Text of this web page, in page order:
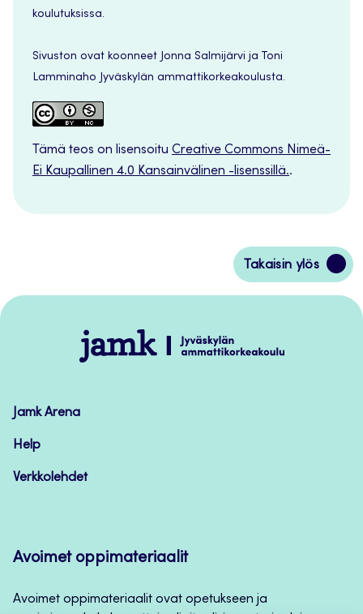
koulutuksissa.
Sivuston ovat koonneet Jonna Salmijärvi ja Toni
Lamminaho Jyväskylän ammattikorkeakoulusta.
Tämä teos on lisensoitu Creative Commons Nimeä-
Ei Kaupallinen 4.0 Kansainvälinen -lisenssillä..
Takaisin ylös
Siirry
takaisin
Jamk
–
Jamk Arena
Help
Verkkolehdet
Avoimet oppimateriaalit
Avoimet oppimateriaalit ovat opetukseen ja